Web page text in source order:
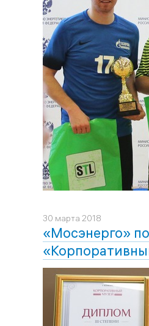
30 марта 2018
«Мосэнерго»